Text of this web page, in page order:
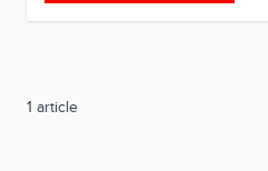
1 article